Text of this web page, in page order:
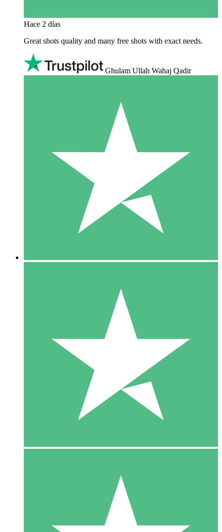
Hace 2 días
Great shots quality and many free shots with exact needs.
Ghulam Ullah Wahaj Qadir